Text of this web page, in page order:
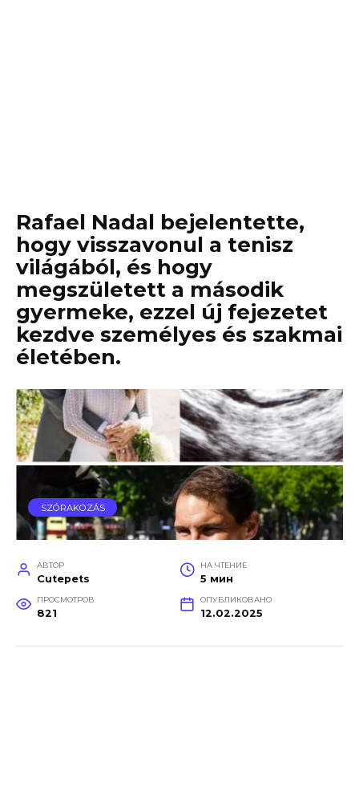
Rafael Nadal bejelentette,
hogy visszavonul a tenisz
világából, és hogy
megszületett a második
gyermeke, ezzel új fejezetet
kezdve személyes és szakmai
életében.
SZÓRAKOZÁS
АВТОР
Cutepets
НА ЧТЕНИЕ
5 мин
ПРОСМОТРОВ
821
ОПУБЛИКОВАНО
12.02.2025